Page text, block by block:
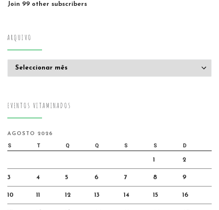
Join 99 other subscribers
ARQUIVO
EVENTOS VITAMINADOS
AGOSTO 2026
S T Q Q S S D
1 2
3 4 5 6 7 8 9
10 11 12 13 14 15 16